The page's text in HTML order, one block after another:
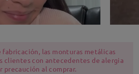
fabricación, las monturas metálicas
clientes con antecedentes de alergia
precaución al comprar.